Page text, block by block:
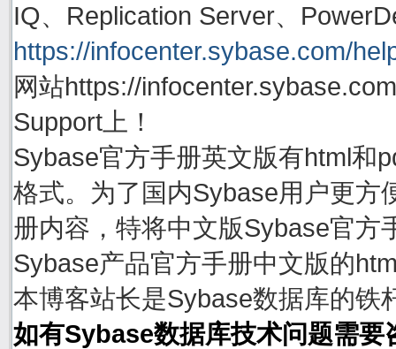
IQ、Replication Server、
https://infocenter.sybase.com/
网站https://
Support上！
Sybase官方手册英文版有html和
格式。为了国内Sybase用户更方
册内容，特将中文版Sybase官方
Sybase产品官方手册中文版的
本博客站长是Sybase数据库的铁
如有Sybase数据库技术问题需要